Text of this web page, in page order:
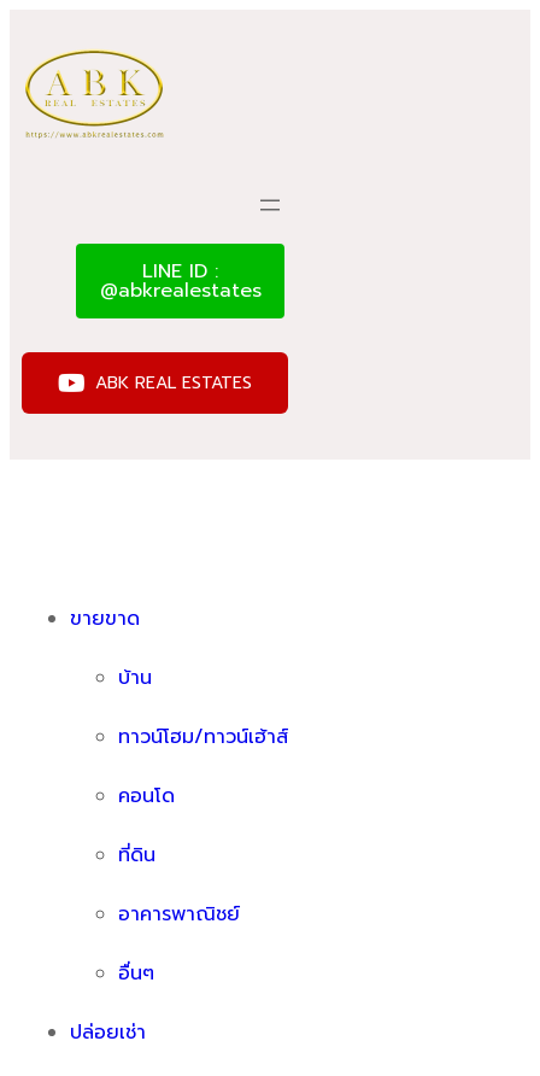
LINE ID :
@abkrealestates
ABK REAL ESTATES
ขายขาด
บ้าน
ทาวน์โฮม/ทาวน์เฮ้าส์
คอนโด
ที่ดิน
อาคารพาณิชย์
อื่นๆ
ปล่อยเช่า